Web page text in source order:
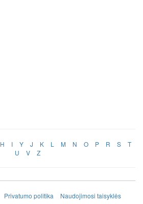
H I Y J K L M N O P R S
T
U
V Z
Privatumo politika
Naudojimosi taisyklės